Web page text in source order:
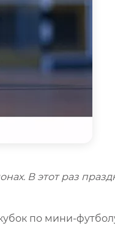
В этот раз
по мини-